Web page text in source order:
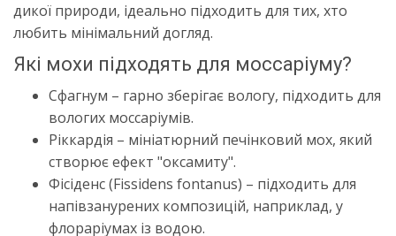
дикої природи, ідеально підходить для тих, хто
любить мінімальний догляд.
Які мохи підходять для моссаріуму?
Сфагнум – гарно зберігає вологу, підходить для
вологих моссаріумів.
Ріккардія – мініатюрний печінковий мох, який
створює ефект "оксамиту".
Фісіденс (Fissidens fontanus) – підходить для
напівзанурених композицій, наприклад, у
флораріумах із водою.